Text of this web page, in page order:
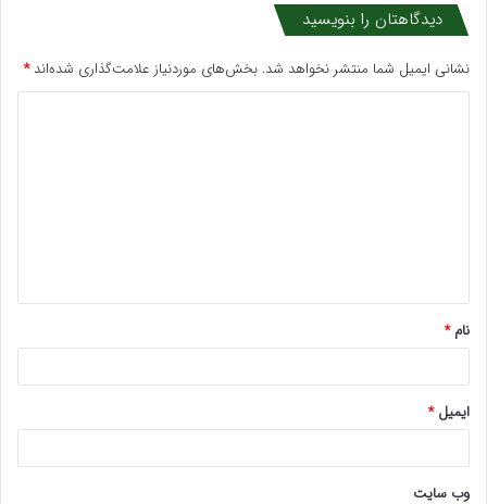
دیدگاهتان را بنویسید
نشانی ایمیل شما منتشر نخواهد شد. بخش‌های موردنیاز علامت‌گذاری شده‌اند*
*
نام*
ایمیل*
وب‌ سایت